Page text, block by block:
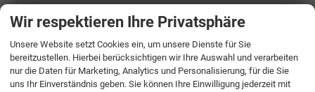
ECO-G LPG
90 kW (122 PS), Schaltgetriebe, Frontantrieb
unverbindliche Lieferzeit:8 Tage
Terracotta-Braun
Wir respektieren Ihre Privatsphäre
Unsere Website setzt Cookies ein, um unsere Dienste für Sie
bereitzustellen. Hierbei berücksichtigen wir Ihre Auswahl und verarbeiten
nur die Daten für Marketing, Analytics und Personalisierung, für die Sie
uns Ihr Einverständnis geben. Sie können Ihre Einwilligung jederzeit mit